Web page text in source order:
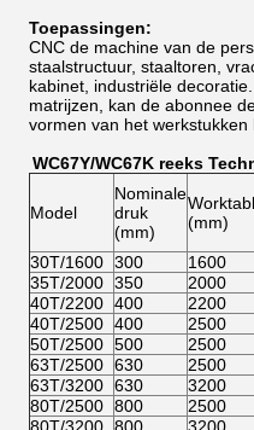
Toepassingen:
CNC de machine van de
staalstructuur, staaltoren,
kabinet, industriële
matrijzen, kan de abonnee
vormen van het werkstukken
WC67Y/WC67K reeks
Model
Nominale
druk
(mm)
(mm)
30T/1600 300 1600
35T/2000 350 2000
40T/2200 400 2200
40T/2500 400 2500
50T/2500 500 2500
63T/2500 630 2500
63T/3200 630 3200
80T/2500 800 2500